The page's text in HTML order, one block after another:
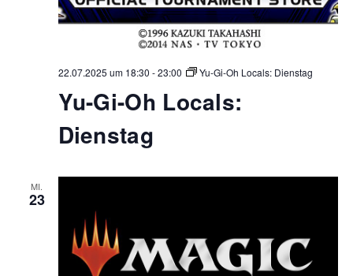
22.07.2025 um 18:30 -23:00 Yu-Gi-Oh Locals: Dienstag
Yu-Gi-Oh Locals:
Dienstag
MI.
23